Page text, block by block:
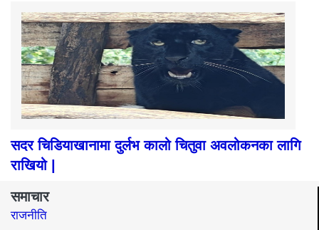
सदर चिडियाखानामा दुर्लभ कालो चितुवा अवलोकनका लागि
राखियो |
समाचार
राजनीति